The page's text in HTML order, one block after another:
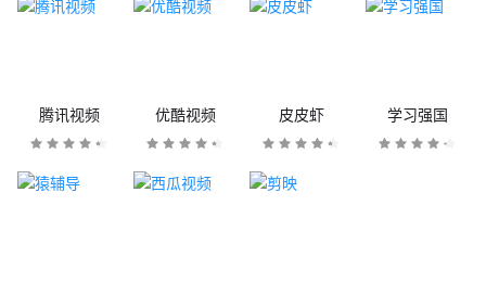
腾讯视频 优酷视频 皮皮虾 学习强国